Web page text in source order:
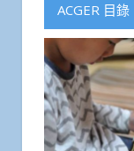
ACGER 目錄